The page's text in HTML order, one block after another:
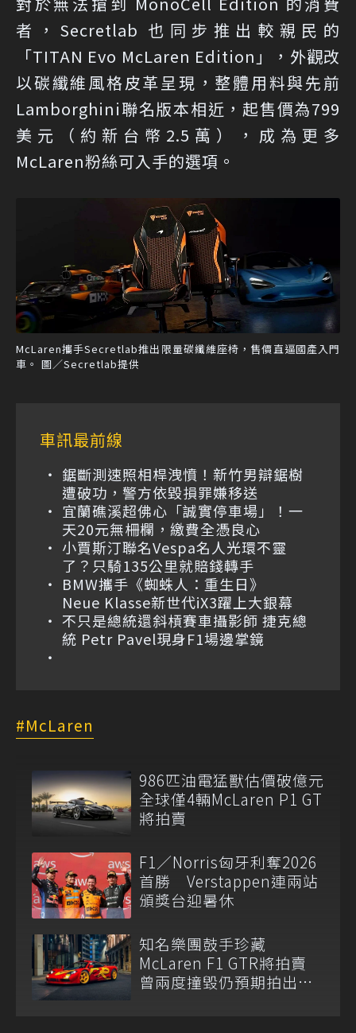
者，Secretlab 也同步推出較親民的
「TITAN Evo McLaren Edition」，外觀改
以碳纖維風格皮革呈現，整體用料與先前
Lamborghini聯名版本相近，起售價為799
美元（約新台幣2.5萬），成為更多
McLaren粉絲可入手的選項。
McLaren攜手Secretlab推出限量碳纖維座椅，售價直逼國產入門
車。 圖／Secretlab提供
車訊最前線
鋸斷測速照相桿洩憤！新竹男辯鋸樹
遭破功，警方依毀損罪嫌移送
宜蘭礁溪超佛心「誠實停車場」！一
天20元無柵欄，繳費全憑良心
小賈斯汀聯名Vespa名人光環不靈
了？只騎135公里就賠錢轉手
BMW攜手《蜘蛛人：重生日》
Neue Klasse新世代iX3躍上大銀幕
不只是總統還斜槓賽車攝影師 捷克總
統 Petr Pavel現身F1場邊掌鏡
McLaren
986匹油電猛獸估價破億元
全球僅4輛McLaren P1 GT
將拍賣
F1／Norris匈牙利奪2026
首勝 Verstappen連兩站
頒獎台迎暑休
知名樂團鼓手珍藏
McLaren F1 GTR將拍賣
曾兩度撞毀仍預期拍出天